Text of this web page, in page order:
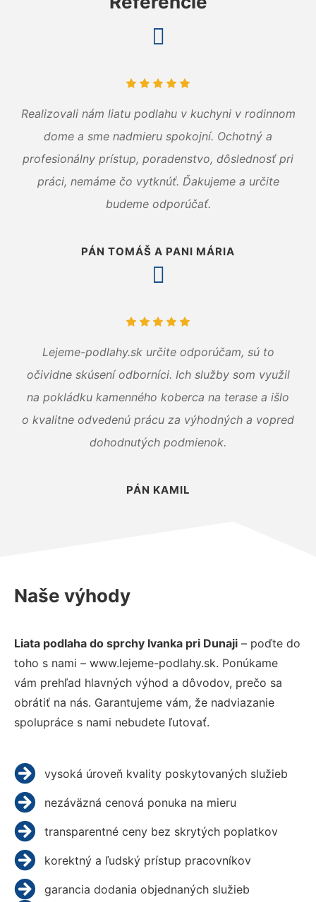
Realizovali nám liatu podlahu v kuchyni v rodinnom
dome a sme nadmieru spokojní. Ochotný a
profesionálny prístup, poradenstvo, dôslednosť pri
práci, nemáme čo vytknúť. Ďakujeme a určite
budeme odporúčať.
PÁN TOMÁŠ A PANI MÁRIA
Lejeme-podlahy.sk určite odporúčam, sú to
očividne skúsení odborníci. Ich služby som využil
na pokládku kamenného koberca na terase a išlo
o kvalitne odvedenú prácu za výhodných a vopred
dohodnutých podmienok.
PÁN KAMIL
Naše výhody
Liata podlaha do sprchy Ivanka pri Dunaji – poďte do
toho s nami – www.lejeme-podlahy.sk. Ponúkame
vám prehľad hlavných výhod a dôvodov, prečo sa
obrátiť na nás. Garantujeme vám, že nadviazanie
spolupráce s nami nebudete ľutovať.
vysoká úroveň kvality poskytovaných služieb
nezáväzná cenová ponuka na mieru
transparentné ceny bez skrytých poplatkov
korektný a ľudský prístup pracovníkov
garancia dodania objednaných služieb